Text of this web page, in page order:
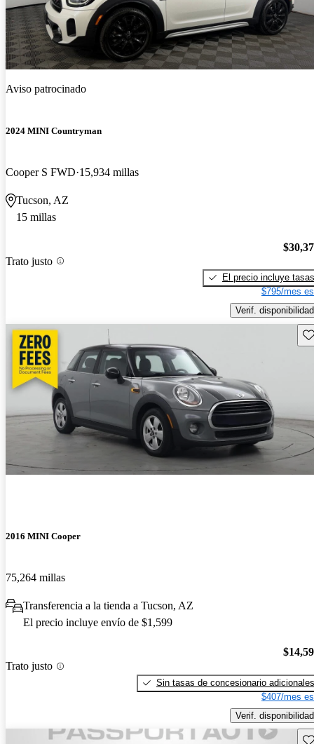
Aviso patrocinado
2024 MINI Countryman
Cooper S FWD 15,934 millas
Tucson, AZ
15 millas
Trato justo
El precio incluye tasas
$795/mes
Verif. disponibilidad
2016 MINI Cooper
75,264 millas
Transferencia a la tienda a Tucson, AZ
El precio incluye envío de $1,599
Trato justo
Sin tasas de concesionario adicionales
$407/mes
Verif. disponibilidad